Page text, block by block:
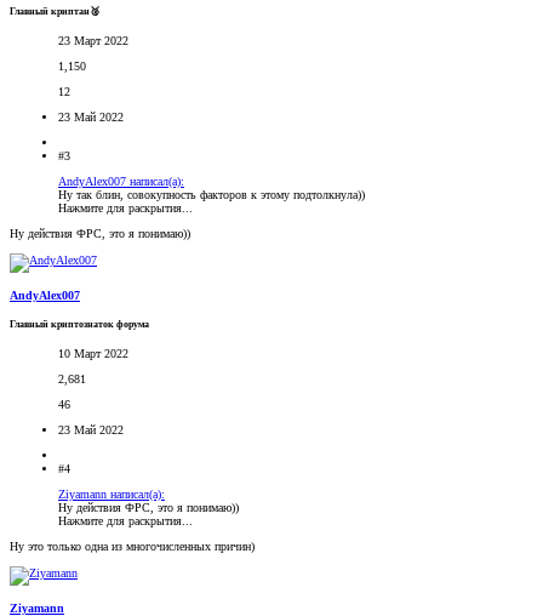
Главный криптан🥈
23 Март 2022
1,150
12
23 Май 2022
#3
AndyAlex007 написал(а):
Ну так блин, совокупность факторов к этому подтолкнула))
Нажмите для раскрытия...
Ну действия ФРС, это я понимаю))
AndyAlex007
Главный криптознаток форума
10 Март 2022
2,681
46
23 Май 2022
#4
Ziyamann написал(а):
Ну действия ФРС, это я понимаю))
Нажмите для раскрытия...
Ну это только одна из многочисленных причин)
Ziyamann